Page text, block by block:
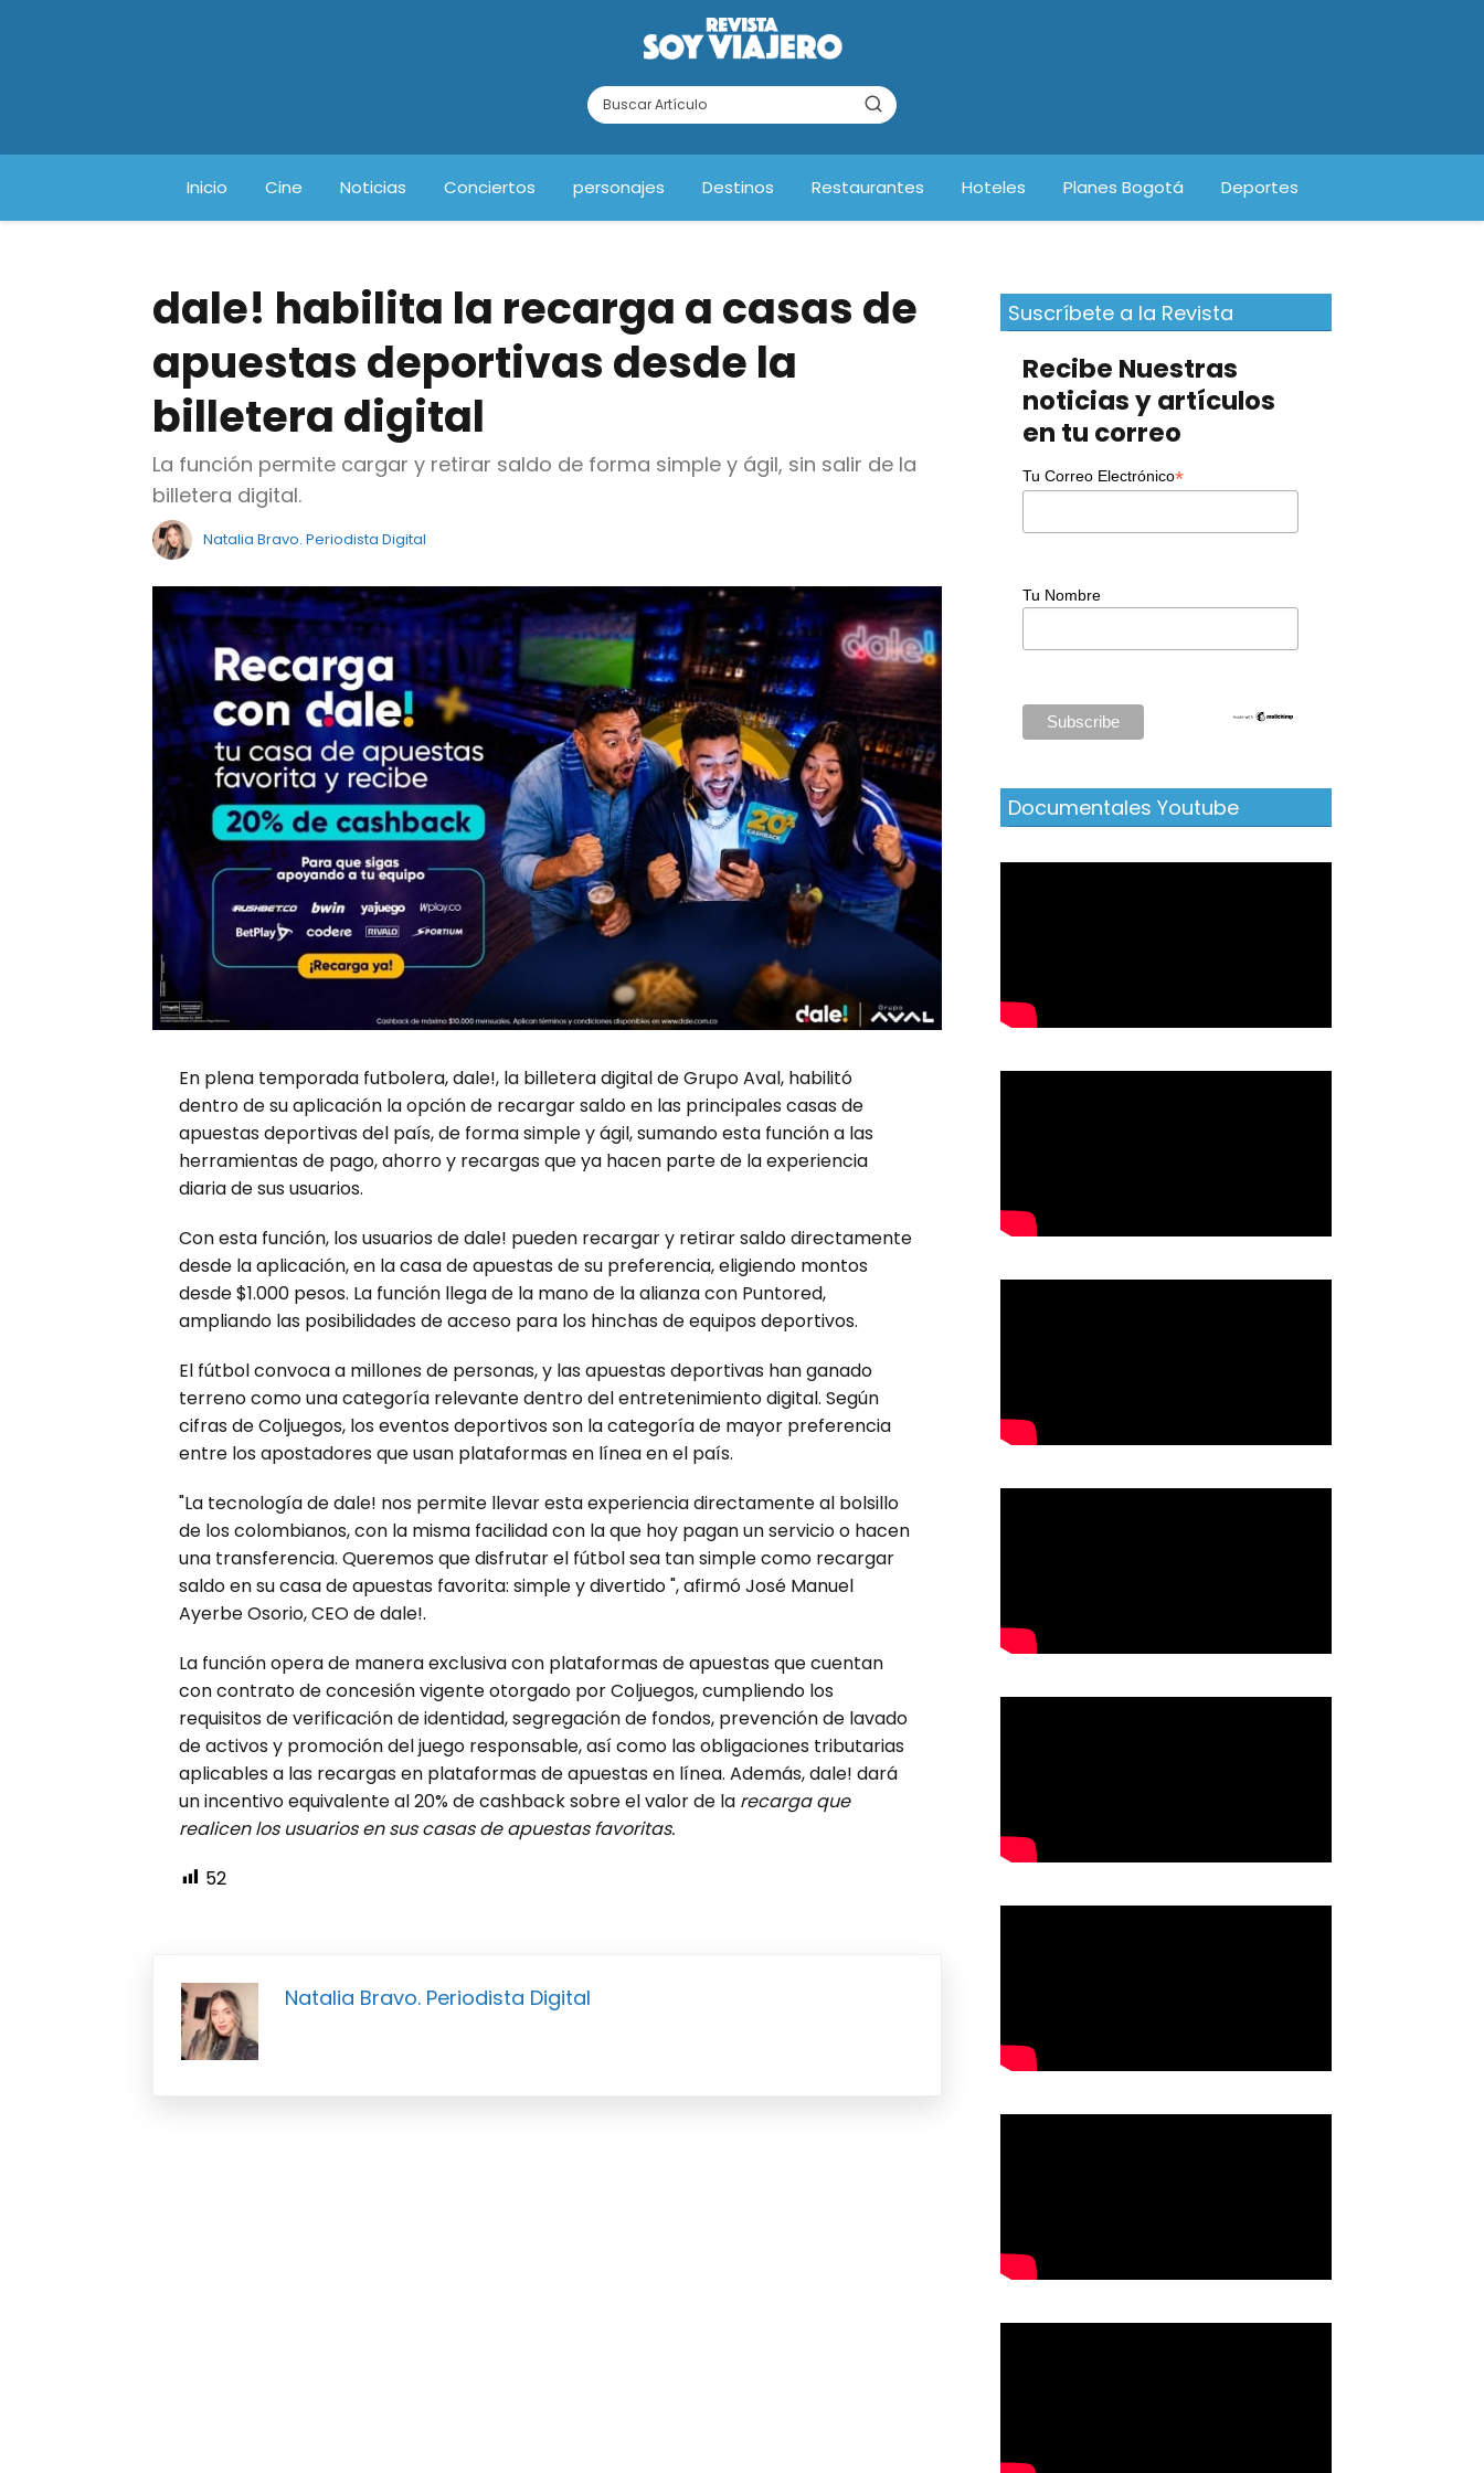
Inicio Cine Noticias Conciertos personajes Destinos Restaurantes Hoteles Planes Bogotá Deportes
dale! habilita la recarga a casas de
apuestas deportivas desde la
billetera digital
La función permite cargar y retirar saldo de forma simple y ágil, sin salir de la
billetera digital.
Natalia Bravo. Periodista Digital
En plena temporada futbolera, dale!, la billetera digital de Grupo Aval, habilitó
dentro de su aplicación la opción de recargar saldo en las principales casas de
apuestas deportivas del país, de forma simple y ágil, sumando esta función a las
herramientas de pago, ahorro y recargas que ya hacen parte de la experiencia
diaria de sus usuarios.
Con esta función, los usuarios de dale! pueden recargar y retirar saldo directamente
desde la aplicación, en la casa de apuestas de su preferencia, eligiendo montos
desde $1.000 pesos. La función llega de la mano de la alianza con Puntored,
ampliando las posibilidades de acceso para los hinchas de equipos deportivos.
El fútbol convoca a millones de personas, y las apuestas deportivas han ganado
terreno como una categoría relevante dentro del entretenimiento digital. Según
cifras de Coljuegos, los eventos deportivos son la categoría de mayor preferencia
entre los apostadores que usan plataformas en línea en el país.
"La tecnología de dale! nos permite llevar esta experiencia directamente al bolsillo
de los colombianos, con la misma facilidad con la que hoy pagan un servicio o hacen
una transferencia. Queremos que disfrutar el fútbol sea tan simple como recargar
saldo en su casa de apuestas favorita: simple y divertido ", afirmó José Manuel
Ayerbe Osorio, CEO de dale!.
La función opera de manera exclusiva con plataformas de apuestas que cuentan
con contrato de concesión vigente otorgado por Coljuegos, cumpliendo los
requisitos de verificación de identidad, segregación de fondos, prevención de lavado
de activos y promoción del juego responsable, así como las obligaciones tributarias
aplicables a las recargas en plataformas de apuestas en línea. Además, dale! dará
un incentivo equivalente al 20% de cashback sobre el valor de la recarga que
realicen los usuarios en sus casas de apuestas favoritas.
52
Natalia Bravo. Periodista Digital
Suscríbete a la Revista
Recibe Nuestras
noticias y artículos
en tu correo
Tu Correo Electrónico*
Tu Nombre
Documentales Youtube